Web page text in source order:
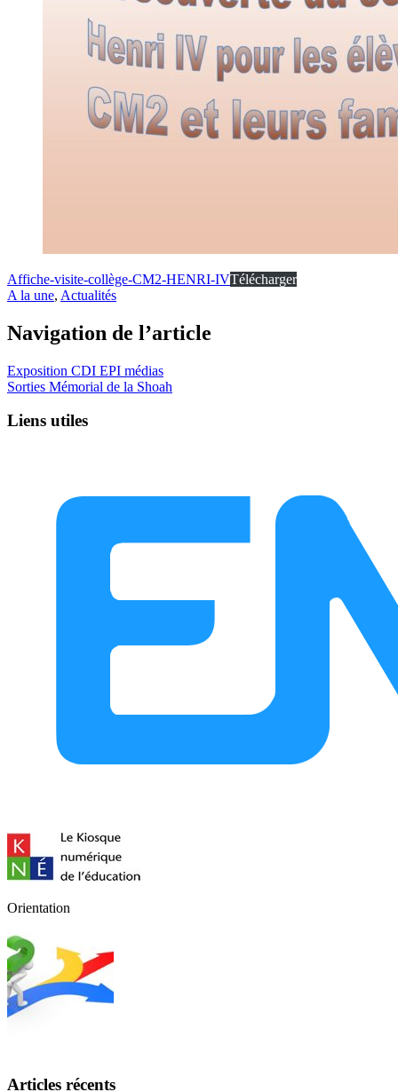
Affiche-visite-collège-CM2-HENRI-IVTélécharger
A la une, Actualités
Navigation de l’article
Exposition CDI EPI médias
Sorties Mémorial de la Shoah
Liens utiles
Orientation
Articles récents